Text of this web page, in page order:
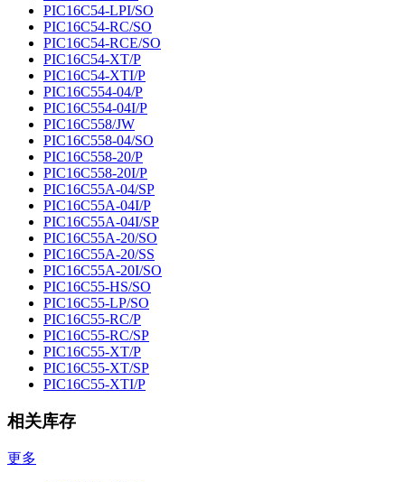
PIC16C54-LPI/SO
PIC16C54-RC/SO
PIC16C54-RCE/SO
PIC16C54-XT/P
PIC16C54-XTI/P
PIC16C554-04/P
PIC16C554-04I/P
PIC16C558/JW
PIC16C558-04/SO
PIC16C558-20/P
PIC16C558-20I/P
PIC16C55A-04/SP
PIC16C55A-04I/P
PIC16C55A-04I/SP
PIC16C55A-20/SO
PIC16C55A-20/SS
PIC16C55A-20I/SO
PIC16C55-HS/SO
PIC16C55-LP/SO
PIC16C55-RC/P
PIC16C55-RC/SP
PIC16C55-XT/P
PIC16C55-XT/SP
PIC16C55-XTI/P
相关库存
更多